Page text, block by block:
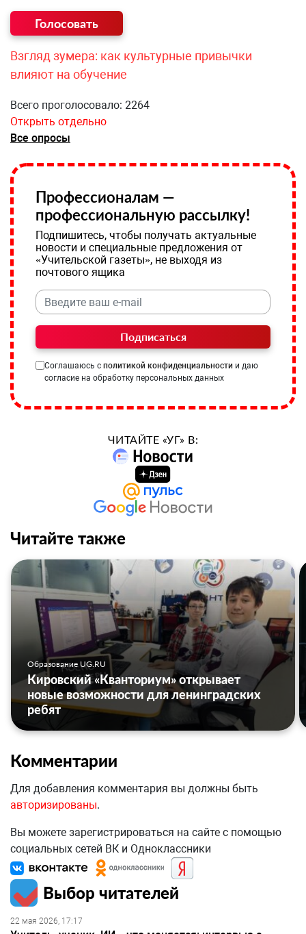
Взгляд зумера: как культурные привычки
влияют на обучение
Всего проголосовало: 2264
Открыть отдельно
Все опросы
Профессионалам —
профессиональную рассылку!
Подпишитесь, чтобы получать актуальные
новости и специальные предложения от
«Учительской газеты», не выходя из
почтового ящика
Подписаться
Соглашаюсь с политикой конфиденциальности и даю
согласие на обработку персональных данных
ЧИТАЙТЕ «УГ» В:
Читайте также
Образование UG.RU
Кировский «Кванториум» открывает
новые возможности для ленинградских
ребят
Комментарии
Для добавления комментария вы должны быть
авторизированы.
Вы можете зарегистрироваться на сайте с помощью
социальных сетей ВК и Одноклассники
Выбор читателей
22 мая 2026, 17:17